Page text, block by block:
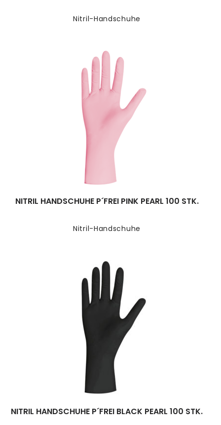
Nitril-Handschuhe
Nitril-Handschuhe
NITRIL HANDSCHUHE P´FREI PINK PEARL 100 STK.
NITRIL HANDSCHUHE P´FREI BLACK PEARL 100 STK.